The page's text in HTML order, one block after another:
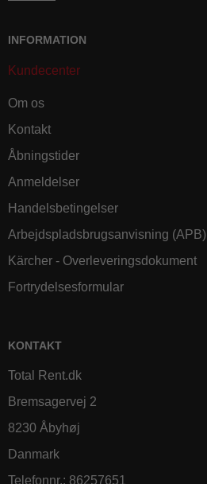
INFORMATION
Kundecenter
Om os
Kontakt
Åbningstider
Anmeldelser
Handelsbetingelser
Arbejdspladsbrugsanvisning (APB)
Kärcher - Overleveringsdokument
Fortrydelsesformular
KONTAKT
Total Rent.dk
Bremsagervej 2
8230 Åbyhøj
Danmark
Telefonnr.: 86257651